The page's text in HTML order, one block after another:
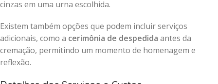
cinzas em uma urna escolhida.
Existem também opções que podem incluir serviços
adicionais, como a cerimônia de despedida antes da
cremação, permitindo um momento de homenagem e
reflexão.